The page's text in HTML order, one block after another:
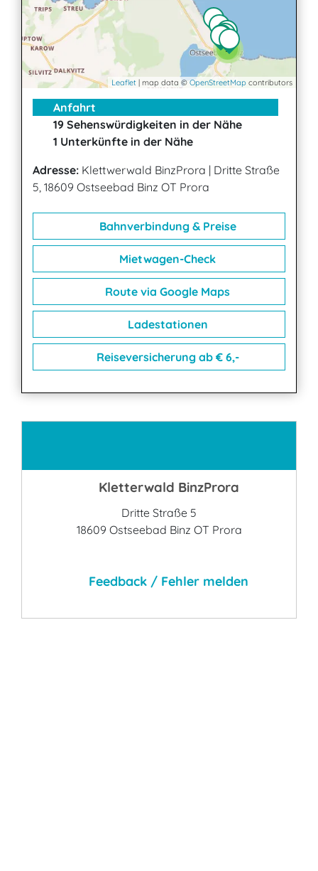
2
2
Leaflet | map data ©OpenStreetMap contributors
Anfahrt
19 Sehenswürdigkeiten in der Nähe
1 Unterkünfte in der Nähe
Adresse: Klettwerwald BinzProra | Dritte Straße
5, 18609 Ostseebad Binz OT Prora
Bahnverbindung & Preise
Mietwagen-Check
Route via Google Maps
Ladestationen
Reiseversicherung ab € 6,-
Kletterwald BinzProra
Dritte Straße 5
18609 Ostseebad Binz OT Prora
Feedback / Fehler melden